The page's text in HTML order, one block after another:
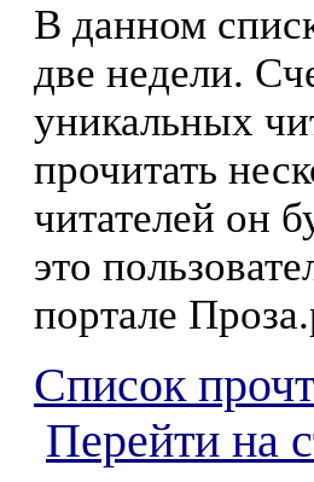
В данном
две недели.
уникальных
прочитать
читателей он
это
портале
Список
Перейти на